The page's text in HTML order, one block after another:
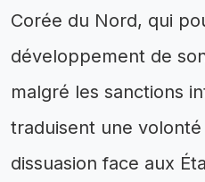
Corée du Nord, qui
développement de
malgré les sanctions
traduisent une
dissuasion face aux